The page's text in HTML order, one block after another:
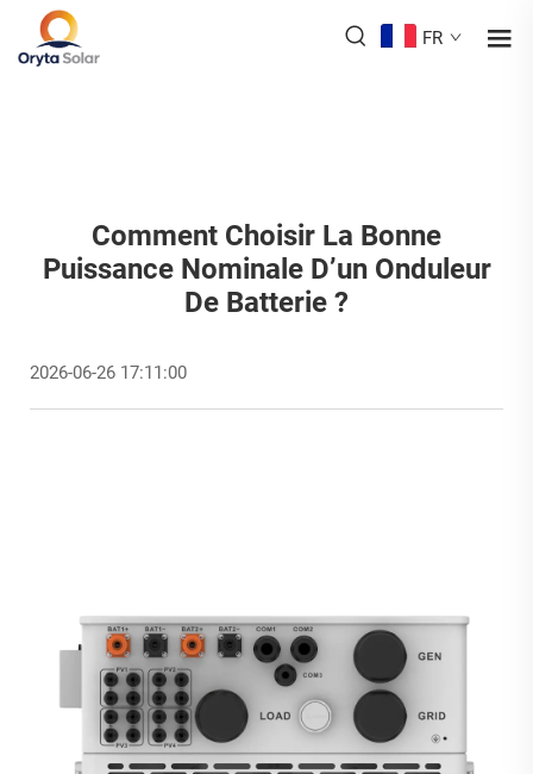
FR
Comment Choisir La Bonne
Puissance Nominale D’un Onduleur
De Batterie ?
2026-06-26 17:11:00